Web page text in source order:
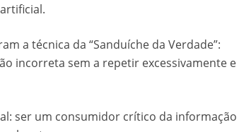
a técnica da “Sanduíche da Verdade”:
incorreta sem a repetir excessivamente e
ser um consumidor crítico da informação